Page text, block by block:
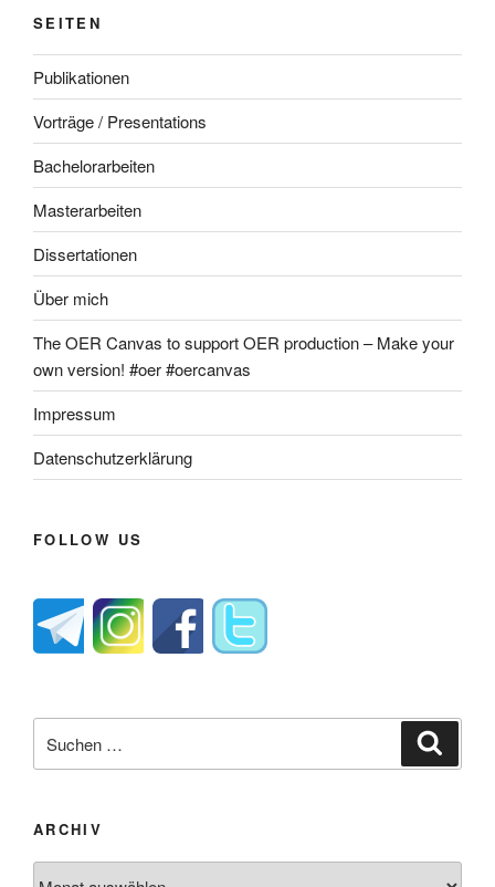
SEITEN
Publikationen
Vorträge / Presentations
Bachelorarbeiten
Masterarbeiten
Dissertationen
Über mich
The OER Canvas to support OER production – Make your
own version! #oer #oercanvas
Impressum
Datenschutzerklärung
FOLLOW US
nach:
ARCHIV